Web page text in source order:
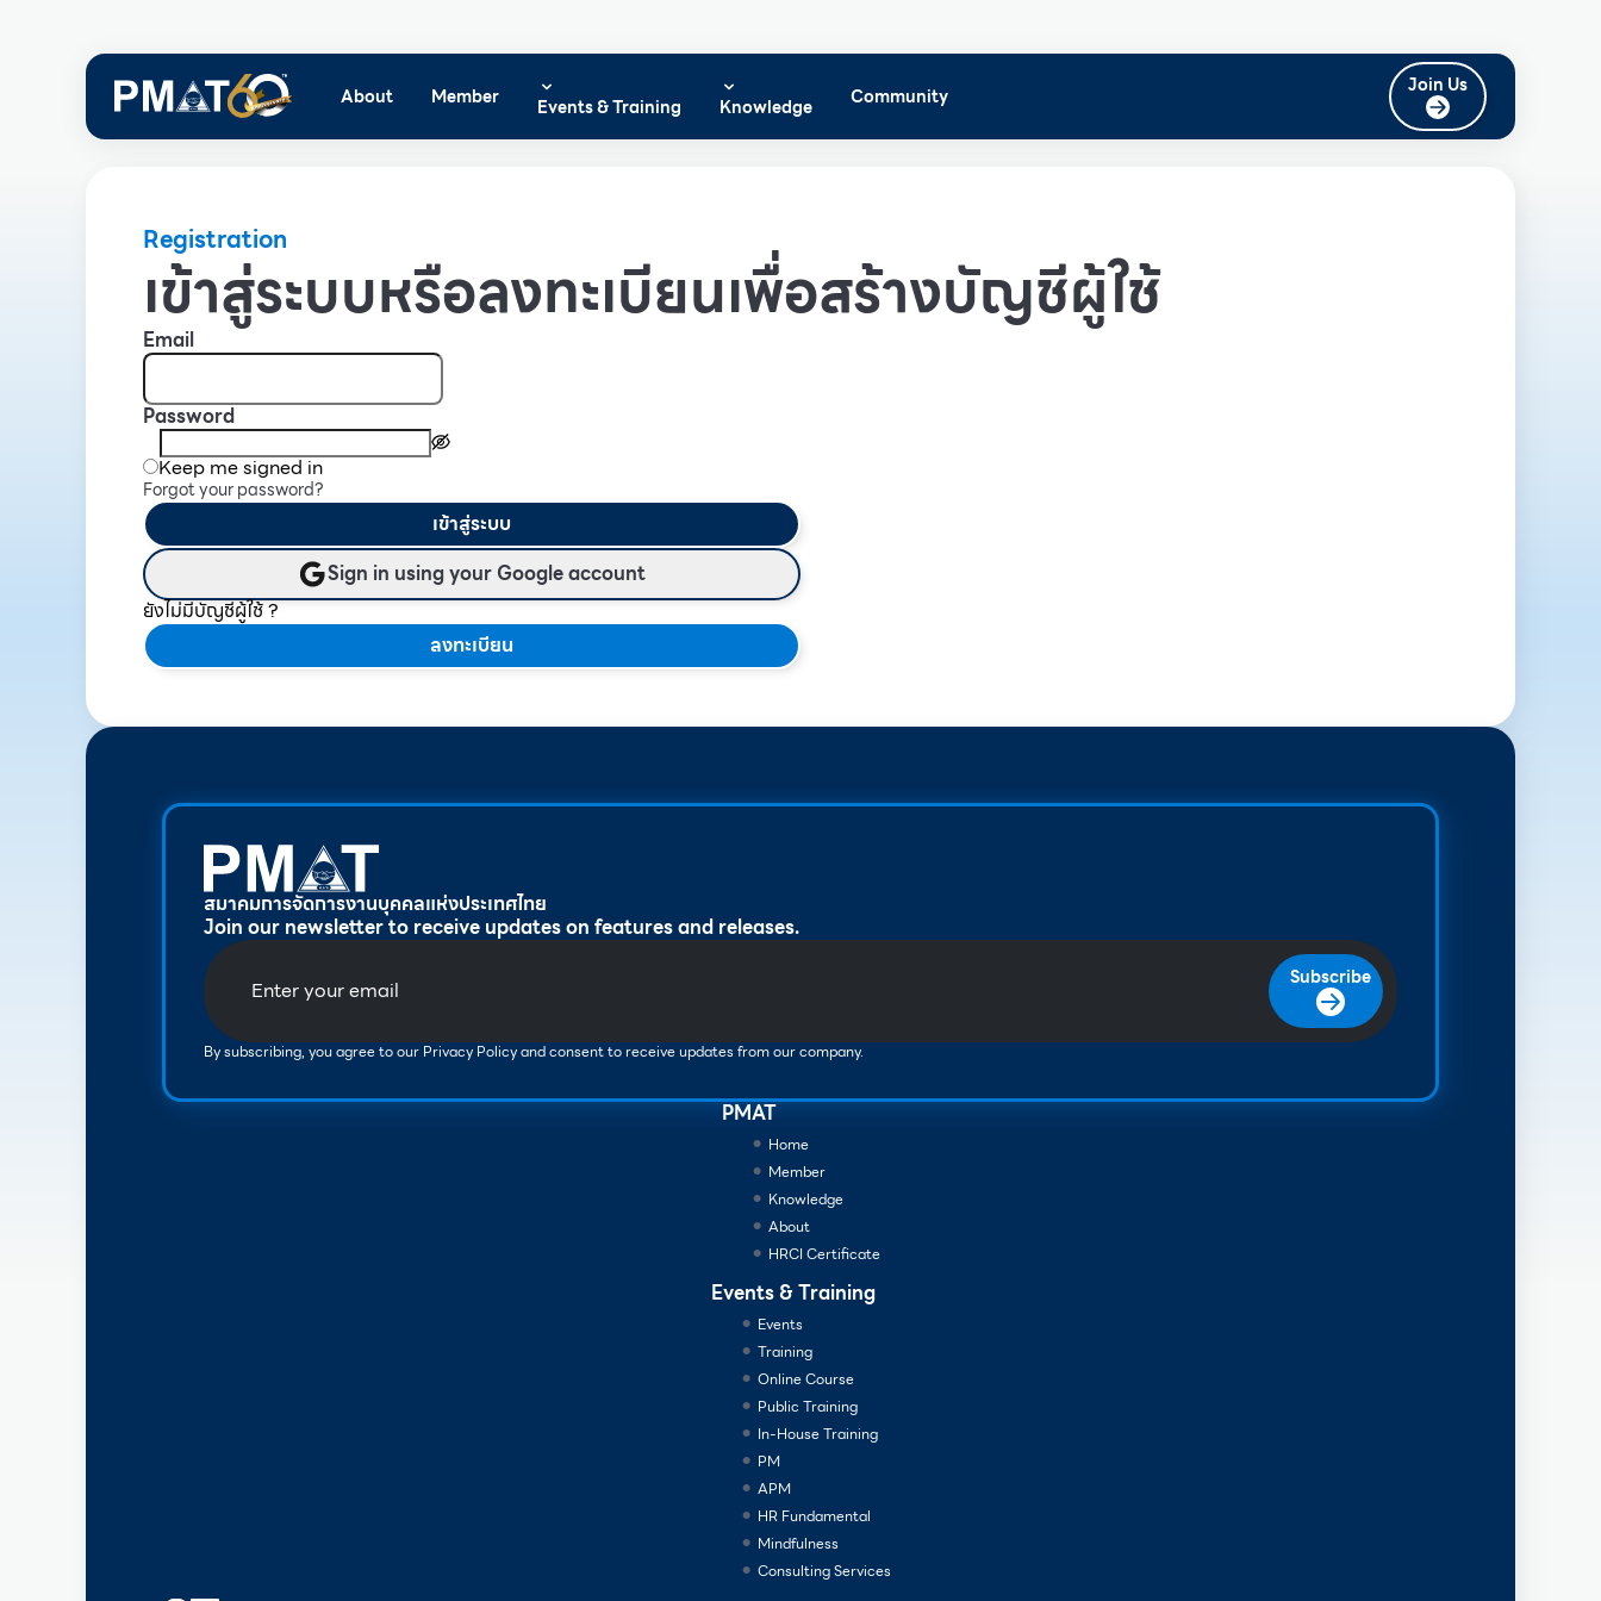
About Member Events & Training Knowledge Community Join Us
Registration
เข้าสู่ระบบหรือลงทะเบียนเพื่อสร้างบัญชีผู้ใช้
Email
Password
Keep me signed in
Forgot your password?
เข้าสู่ระบบ
Sign in using your Google account
ยังไม่มีบัญชีผู้ใช้ ?
ลงทะเบียน
สมาคมการจัดการงานบุคคลแห่งประเทศไทย
Join our newsletter to receive updates on features and releases.
Subscribe
By subscribing, you agree to our Privacy Policy and consent to receive updates from our company.
PMAT
Home
Member
Knowledge
About
HRCI Certificate
Events & Training
Events
Training
Online Course
Public Training
In-House Training
PM
APM
HR Fundamental
Mindfulness
Consulting Services